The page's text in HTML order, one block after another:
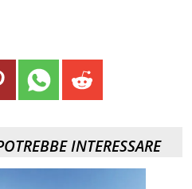
INTERESSARE